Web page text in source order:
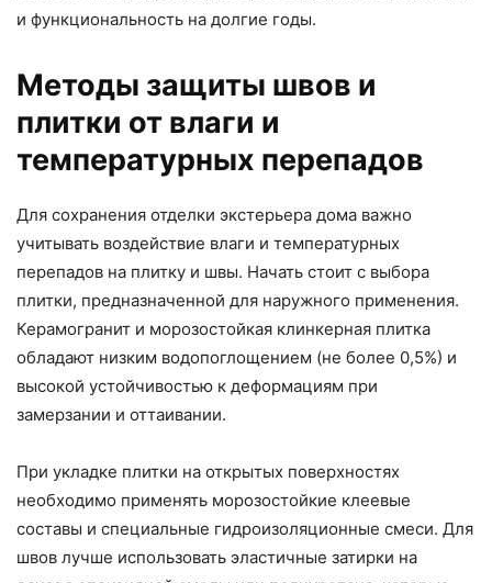
и функциональность на долгие годы.
Методы защиты швов и
плитки от влаги и
температурных перепадов
Для сохранения отделки экстерьера дома важно
учитывать воздействие влаги и температурных
перепадов на плитку и швы. Начать стоит с выбора
плитки, предназначенной для наружного применения.
Керамогранит и морозостойкая клинкерная плитка
обладают низким водопоглощением (не более 0,5%) и
высокой устойчивостью к деформациям при
замерзании и оттаивании.
При укладке плитки на открытых поверхностях
необходимо применять морозостойкие клеевые
составы и специальные гидроизоляционные смеси. Для
швов лучше использовать эластичные затирки на